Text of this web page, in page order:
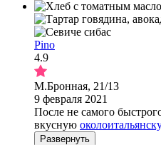
Pino
4.9
М.Бронная, 21/13
9 февраля 2021
После не самого
вкусную
Развернуть